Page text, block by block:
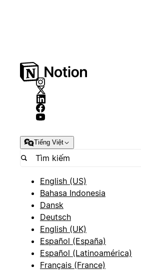
Tiếng Việt
English (US)
Bahasa Indonesia
Dansk
Deutsch
English (UK)
Español (España)
Español (Latinoamérica)
Français (France)